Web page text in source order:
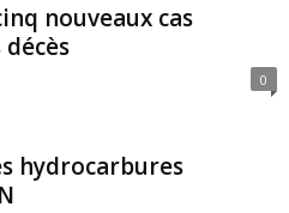
nouveaux cas
0
hydrocarbures